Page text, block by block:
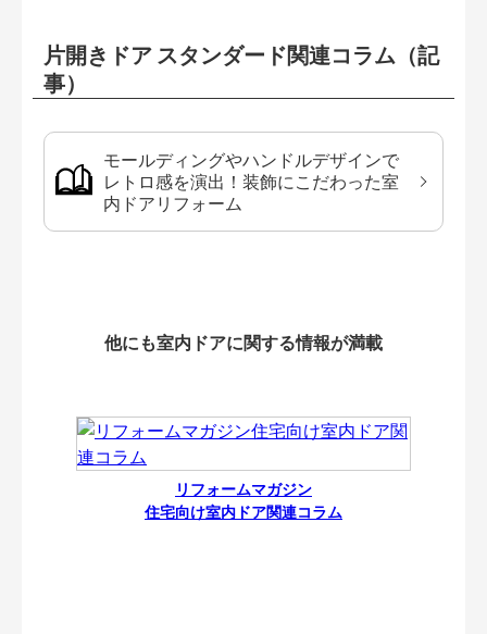
片開きドア スタンダード関連コラム（記
事）
モールディングやハンドルデザインで
レトロ感を演出！装飾にこだわった室
内ドアリフォーム
他にも室内ドアに関する情報が満載
リフォームマガジン
住宅向け室内ドア関連コラム